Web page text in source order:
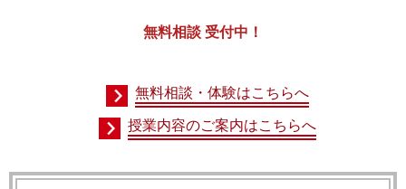
無料相談 受付中！
無料相談・体験はこちらへ
授業内容のご案内はこちらへ